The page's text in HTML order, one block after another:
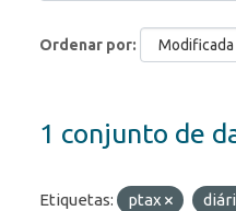
Ordenar por
1 conjunto de
Etiquetas: ptax